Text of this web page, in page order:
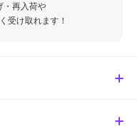
・再入荷や
受け取れます！